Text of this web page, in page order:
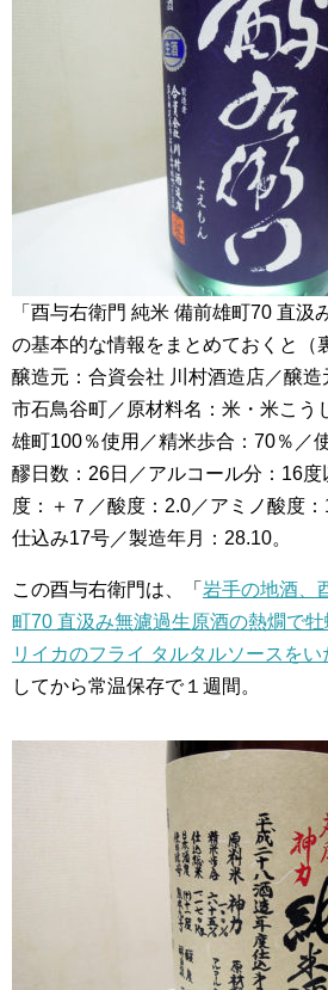
「酉与右衛門 純米 備前雄町70 直汲
の基本的な情報をまとめておくと（
醸造元：合資会社 川村酒造店／醸
市石鳥谷町／原材料名：米・米こう
雄町100％使用／精米歩合：70％／
醪日数：26日／アルコール分：16
度：＋７／酸度：2.0／アミノ酸度
仕込み17号／製造年月：28.10。
この酉与右衛門は、「 岩手の地酒、
町70 直汲み無濾過生原酒の熱燗で
リイカのフライ タルタルソースをい
してから常温保存で１週間。